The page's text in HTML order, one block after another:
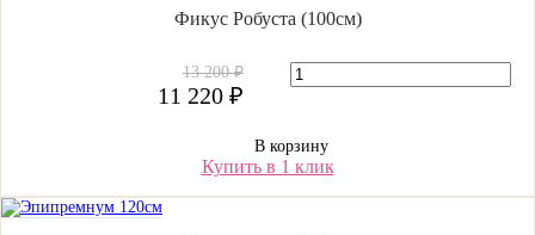
Фикус Робуста (100см)
13 200 ₽
11 220 ₽
В корзину
Купить в 1 клик